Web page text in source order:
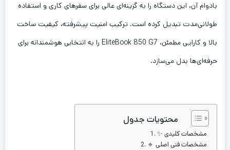
بادوام آن، این دستگاه را به گزینه‌ای عالی برای سفرهای کاری و استفاده
طولانی‌مدت تبدیل کرده است. ترکیب امنیت پیشرفته، کیفیت ساخت
بالا و کارایی مطمئن، EliteBook 850 G7 را به انتخابی هوشمندانه برای
حرفه‌ای‌ها بدل می‌سازد.
محتویات جدول
✨ مشخصات کلیدی
🔹 مشخصات فنی اصلی